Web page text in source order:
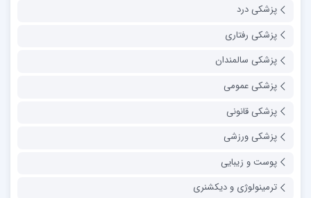
پزشکی درد
پزشکی رفتاری
پزشکی سالمندان
پزشکی عمومی
پزشکی قانونی
پزشکی ورزشی
پوست و زیبایی
ترمینولوژی و دیکشنری